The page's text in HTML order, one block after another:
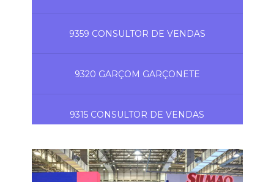
9359 CONSULTOR DE VENDAS
9320 GARÇOM GARÇONETE
9315 CONSULTOR DE VENDAS